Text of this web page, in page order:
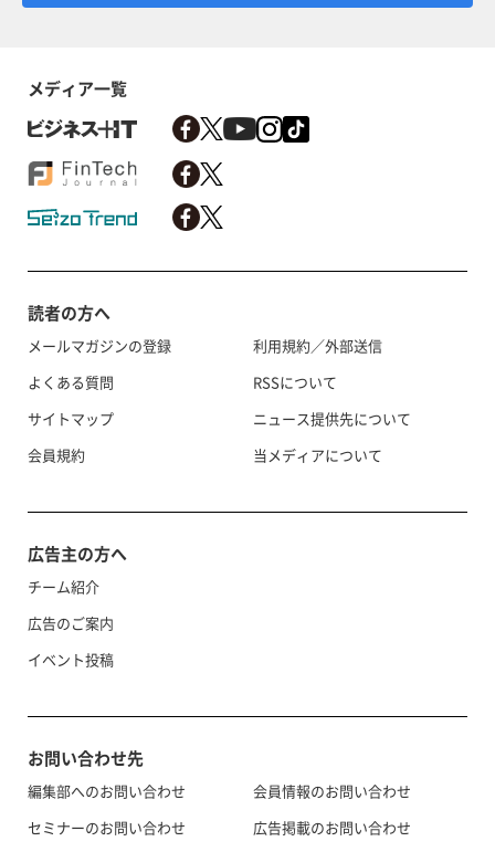
メディア一覧
読者の方へ
メールマガジンの登録
よくある質問
サイトマップ
会員規約
利用規約／外部送信
RSSについて
ニュース提供先について
当メディアについて
広告主の方へ
チーム紹介
広告のご案内
イベント投稿
お問い合わせ先
編集部へのお問い合わせ
セミナーのお問い合わせ
会員情報のお問い合わせ
広告掲載のお問い合わせ